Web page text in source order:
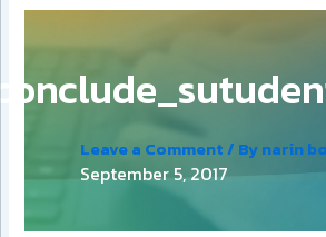
Leave a Comment / Bynarin
September 5, 2017